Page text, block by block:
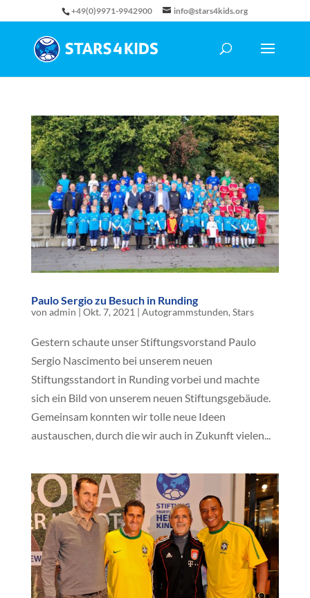
+49(0)9971-9942900 info@stars4kids.org
Paulo Sergio zu Besuch in Runding
von admin | Okt. 7, 2021 | Autogrammstunden, Stars
Gestern schaute unser Stiftungsvorstand Paulo
Sergio Nascimento bei unserem neuen
Stiftungsstandort in Runding vorbei und machte
sich ein Bild von unserem neuen Stiftungsgebäude.
Gemeinsam konnten wir tolle neue Ideen
austauschen, durch die wir auch in Zukunft vielen...